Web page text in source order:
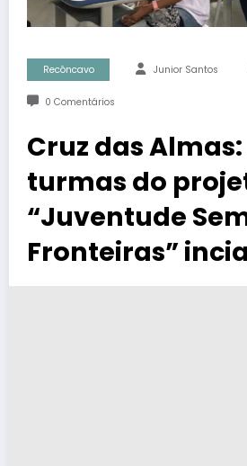
Recôncavo Junior Santos
0 Comentários
Cruz das
turmas do
“Juventude
Fronteiras”